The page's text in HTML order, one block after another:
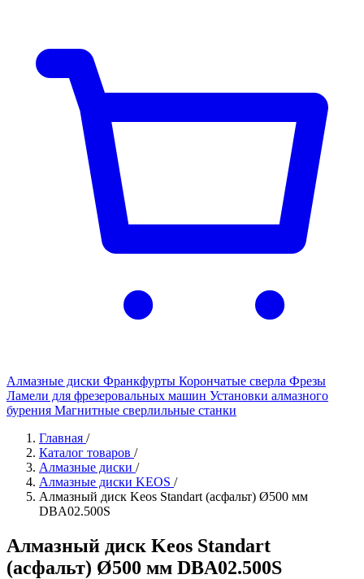
Алмазные диски Франкфурты Корончатые сверла Фрезы
Ламели для фрезеровальных машин Установки алмазного
бурения Магнитные сверлильные станки
Главная /
Каталог товаров /
Алмазные диски /
Алмазные диски KEOS /
Алмазный диск Keos Standart (асфальт) Ø500 мм
DBA02.500S
Алмазный диск Keos Standart
(асфальт) Ø500 мм DBA02.500S